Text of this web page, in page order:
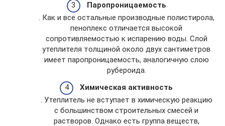
Паропроницаемость
. Как и все остальные производные полистирола,
пеноплекс отличается высокой
сопротивляемостью к испарению воды. Слой
утеплителя толщиной около двух сантиметров
имеет паропроницаемость, аналогичную слою
рубероида.
Химическая активность
. Утеплитель не вступает в химическую реакцию
с большинством строительных смесей и
растворов. Однако есть группа веществ,